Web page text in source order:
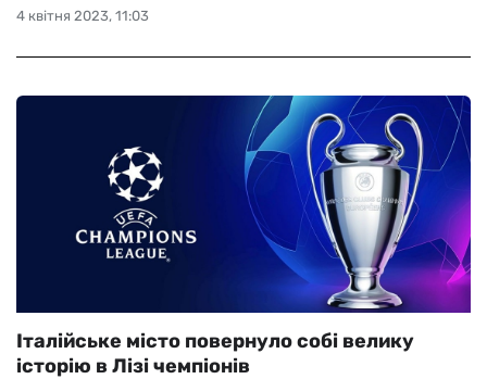
4 квітня 2023, 11:03
Італійське місто повернуло собі велику
історію в Лізі чемпіонів